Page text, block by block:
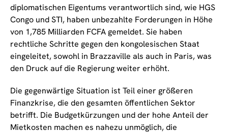
diplomatischen Eigentums verantwortlich sind, wie HGS
Congo und STI, haben unbezahlte Forderungen in Höhe
von 1,785 Milliarden FCFA gemeldet. Sie haben
rechtliche Schritte gegen den kongolesischen Staat
eingeleitet, sowohl in Brazzaville als auch in Paris, was
den Druck auf die Regierung weiter erhöht.
Die gegenwärtige Situation ist Teil einer größeren
Finanzkrise, die den gesamten öffentlichen Sektor
betrifft. Die Budgetkürzungen und der hohe Anteil der
Mietkosten machen es nahezu unmöglich, die